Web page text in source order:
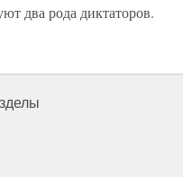
два рода диктаторов.